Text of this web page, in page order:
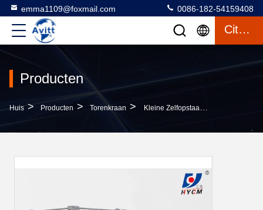
emma1109@foxmail.com 0086-182-54159408
Citaat
Producten
Huis > Producten > Torenkraan > Kleine Zelfopstaande Torencranen Qtk 25 Zelfopstaande Kranen